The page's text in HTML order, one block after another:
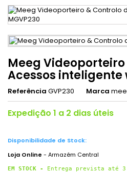
Meeg
Acessos inteligente
Referência GVP230 Marca
Expedição 1 a 2 dias úteis
Disponibilidade de Stock:
Loja Online - Armazém Central
EM STOCK - Entrega prevista até